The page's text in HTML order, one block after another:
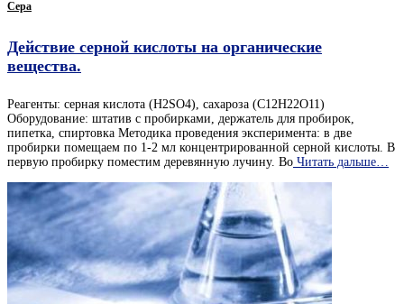
Сера
Действие серной кислоты на органические
вещества.
Реагенты: серная кислота (H2SO4), сахароза (C12H22O11)
Оборудование: штатив с пробирками, держатель для пробирок,
пипетка, спиртовка Методика проведения эксперимента: в две
пробирки помещаем по 1-2 мл концентрированной серной кислоты. В
первую пробирку поместим деревянную лучину. Во Читать дальше…